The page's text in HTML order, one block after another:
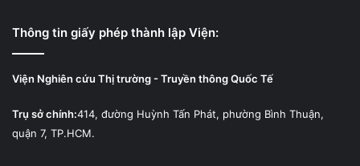
Thông tin giấy phép thành lập Viện:
Viện Nghiên cứu Thị trường - Truyền thông Quốc Tế
Trụ sở chính:414, đường Huỳnh Tấn Phát, phường Bình Thuận,
quận 7, TP.HCM.